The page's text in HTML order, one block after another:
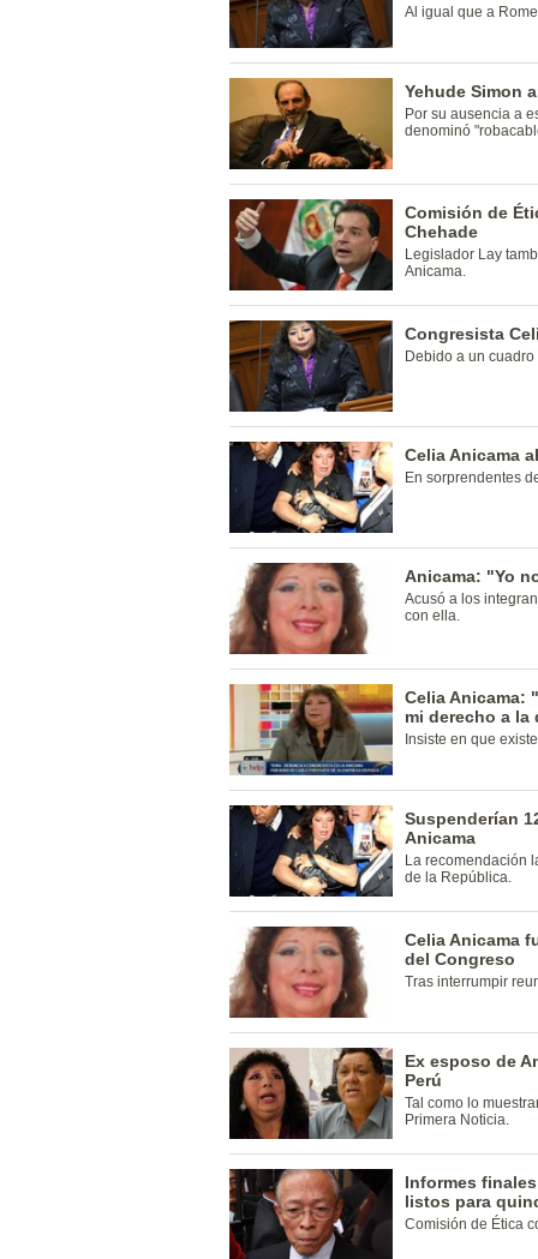
Al igual que a
Yehude Simon
Por su ausencia a
denominó
Comisión de
Chehade
Legislador Lay
Anicama.
Congresista
Debido a un
Celia Anicama
En sorprendentes
Anicama: "Yo
Acusó a los
con ella.
Celia Anicama:
mi derecho a la
Insiste en que
Suspenderían
Anicama
La recomendación
de la República.
Celia Anicama
del Congreso
Tras interrumpir
Ex esposo de
Perú
Tal como lo
Primera Noticia.
Informes
listos para
Comisión de Ética